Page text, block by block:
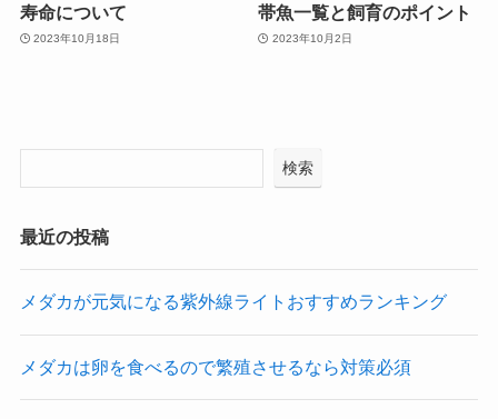
寿命について
2023年10月18日
帯魚一覧と飼育のポイント
2023年10月2日
検索
最近の投稿
メダカが元気になる紫外線ライトおすすめランキング
メダカは卵を食べるので繁殖させるなら対策必須